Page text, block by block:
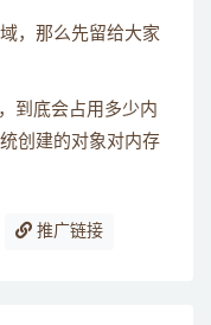
，那么先留给大家
到底会占用多少内
创建的对象对内存
推广链接